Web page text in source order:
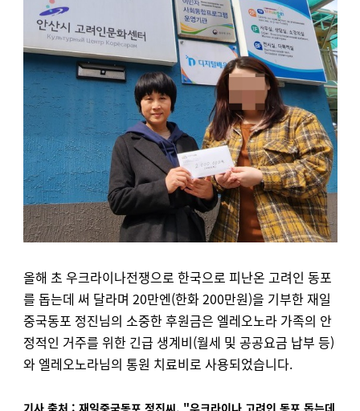
올해 초 우크라이나전쟁으로 한국으로 피난온 고려인 동포
를 돕는데 써 달라며 20만엔(한화 200만원)을 기부한 재일
중국동포 정진님의 소중한 후원금은 엘레오노라 가족의 안
정적인 거주를 위한 긴급 생계비(월세 및 공공요금 납부 등)
와 엘레오노라님의 통원 치료비로 사용되었습니다.
기사 출처 : 재일중국동포 정진씨, "우크라이나 고려인 동포 돕는데